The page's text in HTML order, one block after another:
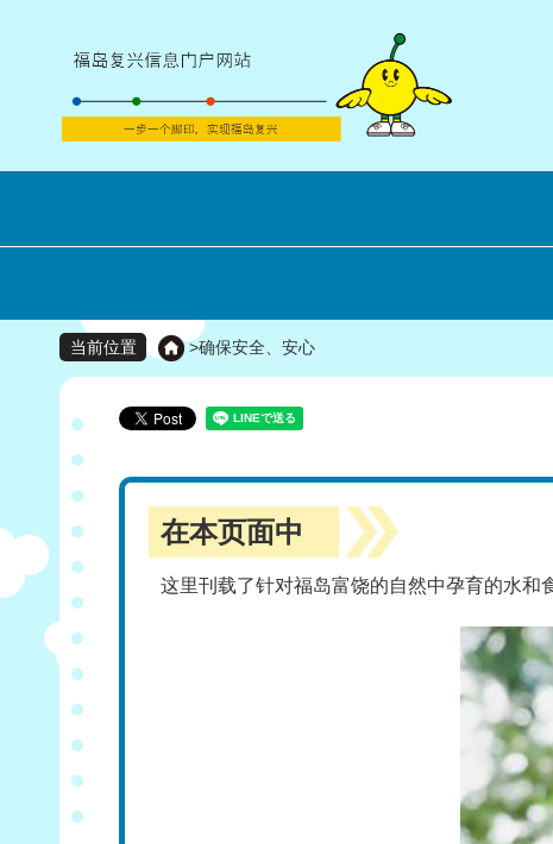
当前位置 >确保安全、安心
在本页面中
这里刊载了针对福岛富饶的自然中孕育的水